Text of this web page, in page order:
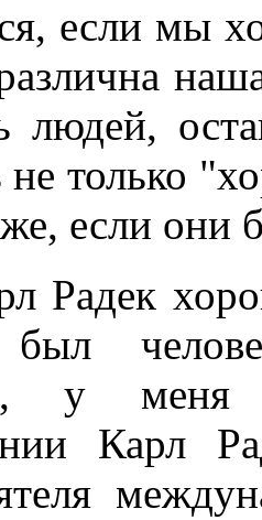
если мы
людей,
не только
если они
Радек
у
Карл